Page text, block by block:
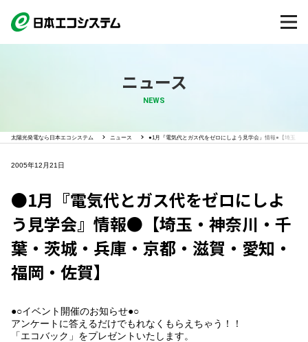
ニュース
NEWS
太陽光発電なら日本エコシステム ニュース ●1月『電気代とガス代をゼロにしよう見学会』情報●【埼玉・
2005年12月21日
●1月『電気代とガス代をゼロにしよ
う見学会』情報●【埼玉・神奈川・千
葉・茨城・兵庫・京都・滋賀・愛知・
福岡・佐賀】
●○イベント開催のお知らせ●○
アンケートに答えるだけでもれなくもらえちゃう！！
「エコバック」をプレゼントいたします。